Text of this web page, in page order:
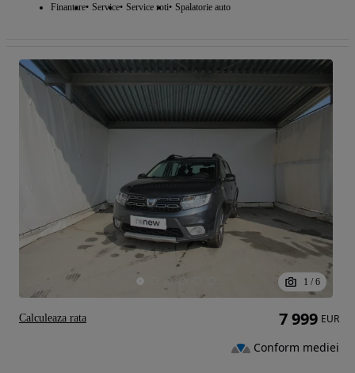
Finantare Service Service roti Spalatorie auto
1 / 6
7 999 EUR
Conform mediei
Calculeaza rata